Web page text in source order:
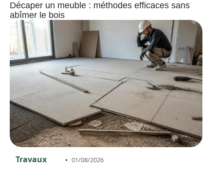
Décaper un meuble : méthodes efficaces sans
abîmer le bois
Travaux 01/08/2026